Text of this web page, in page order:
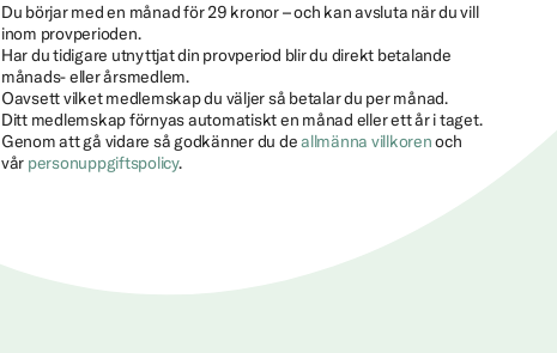
Du börjar med en månad för 29 kronor – och kan avsluta när du vill
inom provperioden.
Har du tidigare utnyttjat din provperiod blir du direkt betalande
månads- eller årsmedlem.
Oavsett vilket medlemskap du väljer så betalar du per månad.
Ditt medlemskap förnyas automatiskt en månad eller ett år i taget.
Genom att gå vidare så godkänner du deallmänna villkorenoch
vår personuppgiftspolicy.